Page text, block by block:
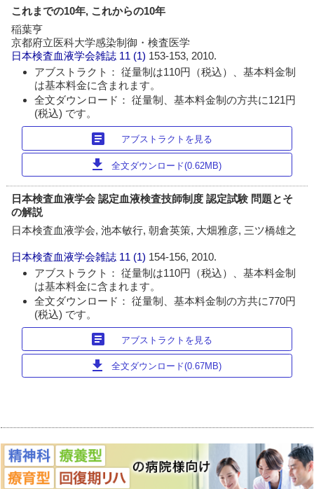
これまでの10年, これからの10年
稲葉亨
京都府立医科大学感染制御・検査医学
日本検査血液学会雑誌 11 (1) 153-153, 2010.
アブストラクト： 従量制は110円（税込）、基本料金制
は基本料金に含まれます。
全文ダウンロード： 従量制、基本料金制の方共に121円
(税込) です。
article アブストラクトを見る
download 全文ダウンロード(0.62MB)
日本検査血液学会 認定血液検査技師制度 認定試験 問題とそ
の解説
日本検査血液学会, 池本敏行, 朝倉英策, 大畑雅彦, 三ツ橋雄之
日本検査血液学会雑誌 11 (1) 154-156, 2010.
アブストラクト： 従量制は110円（税込）、基本料金制
は基本料金に含まれます。
全文ダウンロード： 従量制、基本料金制の方共に770円
(税込) です。
article アブストラクトを見る
download 全文ダウンロード(0.67MB)